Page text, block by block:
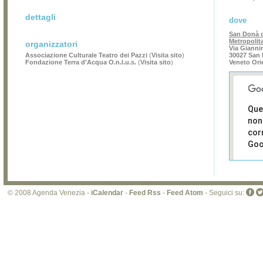
dettagli
organizzatori
Associazione Culturale Teatro dei Pazzi (Visita sito)
Fondazione Terra d'Acqua O.n.l.u.s. (Visita sito)
dove
San Donà
Via
30027 San
Veneto
di
sito
© 2008 Agenda Venezia - iCalendar - Feed Rss - Feed Atom - Seguici su: